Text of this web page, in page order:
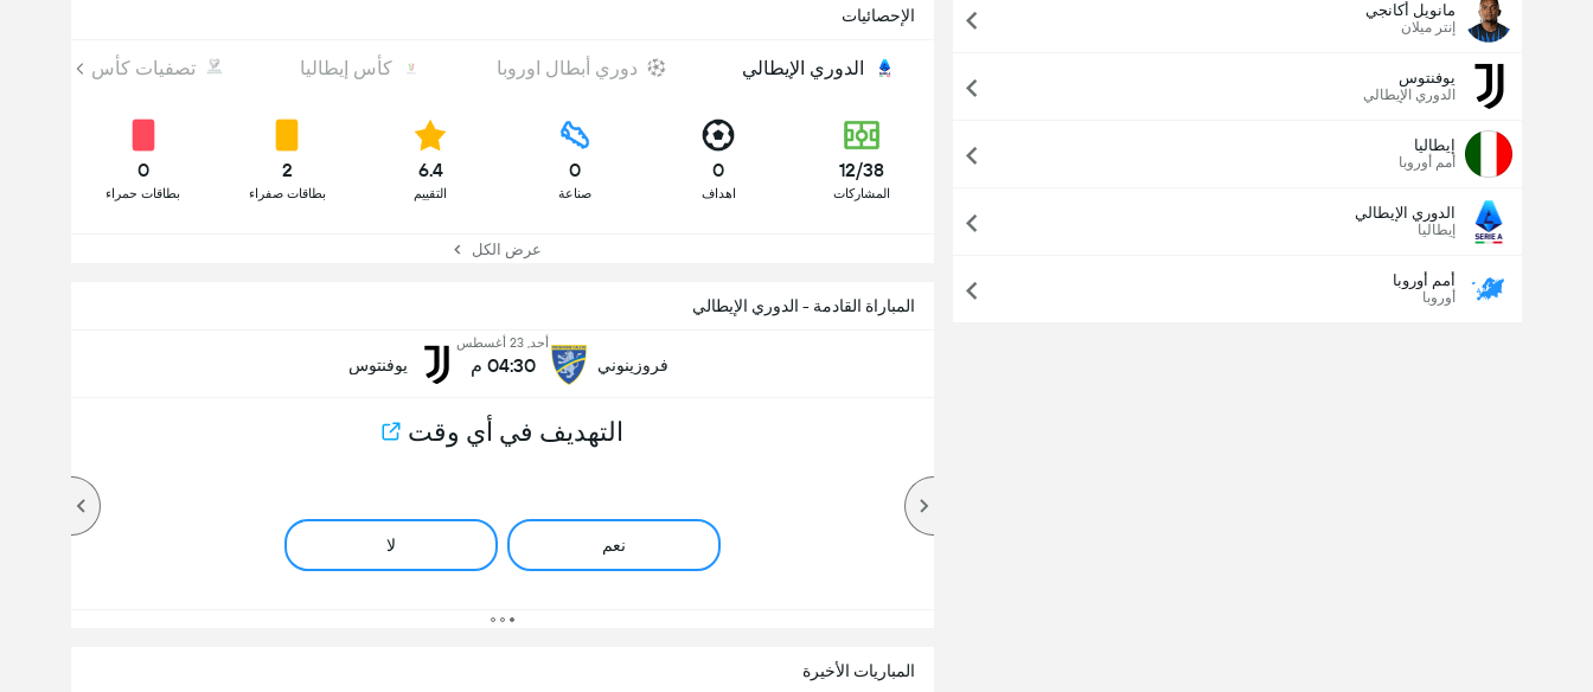
مانويل أكانجي
إنتر ميلان
يوفنتوس
الدوري الإيطالي
إيطاليا
أمم أوروبا
الدوري الإيطالي
إيطاليا
أمم أوروبا
أوروبا
الإحصائيات
الدوري الإيطالي دوري أبطال اوروبا كأس إيطاليا تصفيات كأس العالم
12/38
المشاركات
0
اهداف
0
صناعة
6.4
التقييم
2
بطاقات صفراء
0
بطاقات حمراء
عرض الكل
المباراة القادمة - الدوري الإيطالي
فروزينوني
أحد, 23 أغسطس
04:30 م يوفنتوس
التهديف في أي وقت
نعم لا
المباريات الأخيرة